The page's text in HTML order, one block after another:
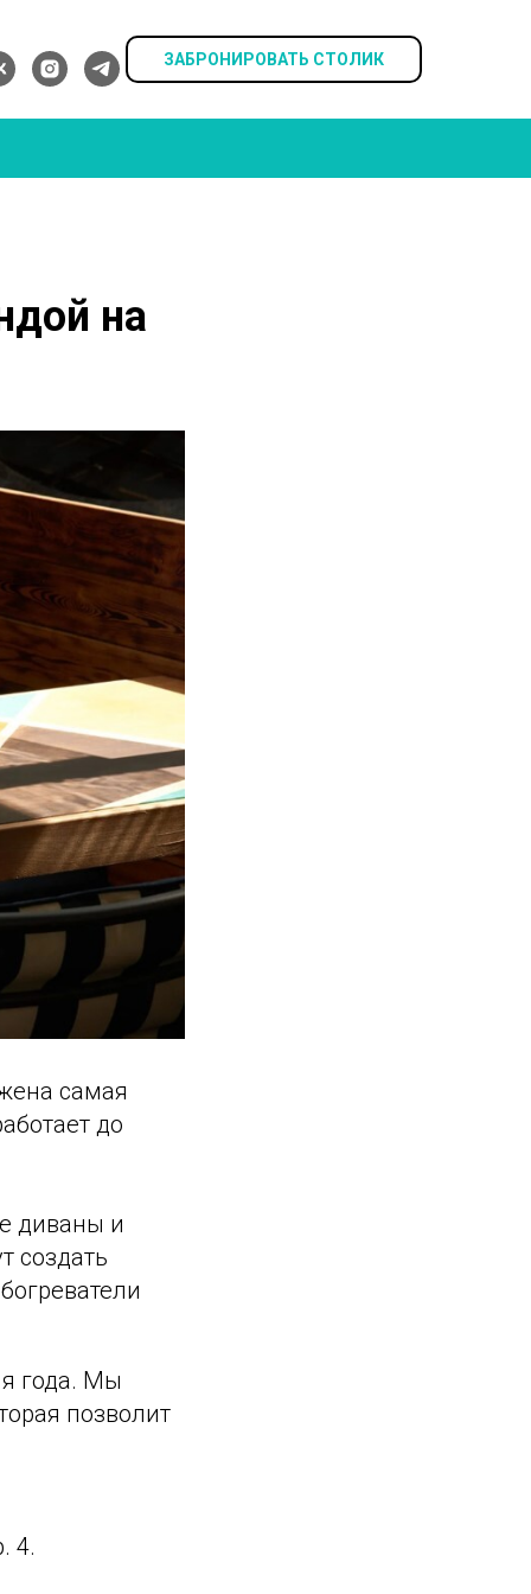
ЗАБРОНИРОВАТЬ СТОЛИК
на
самая
до
диваны и
создать
года. Мы
позволит
4.